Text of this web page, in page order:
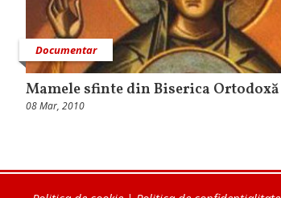
Documentar
Mamele sfinte din Biserica Ortodoxă
08 Mar, 2010